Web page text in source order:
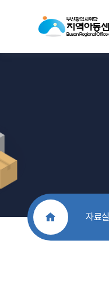
처음으로자료실